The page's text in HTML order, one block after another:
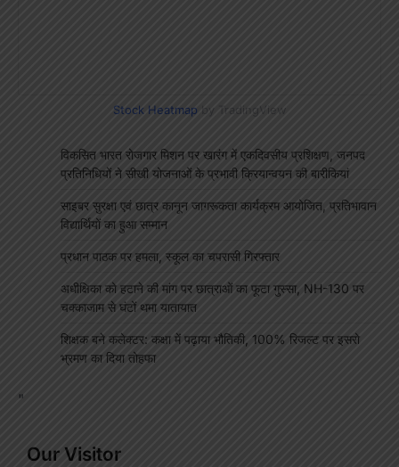
Stock Heatmap by TradingView
विकसित भारत रोजगार मिशन पर खारंग में एकदिवसीय प्रशिक्षण, जनपद
प्रतिनिधियों ने सीखी योजनाओं के प्रभावी क्रियान्वयन की बारीकियां
साइबर सुरक्षा एवं छात्र कानून जागरूकता कार्यक्रम आयोजित, प्रतिभावान
विद्यार्थियों का हुआ सम्मान
प्रधान पाठक पर हमला, स्कूल का चपरासी गिरफ्तार
अधीक्षिका को हटाने की मांग पर छात्राओं का फूटा गुस्सा, NH-130 पर
चक्काजाम से घंटों थमा यातायात
शिक्षक बने कलेक्टर: कक्षा में पढ़ाया भौतिकी, 100% रिजल्ट पर इसरो
भ्रमण का दिया तोहफा
"
Our Visitor